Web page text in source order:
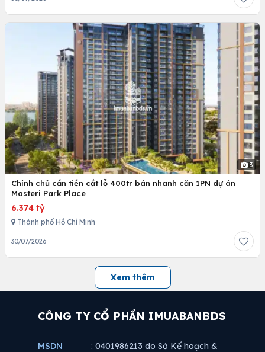
3
Chính chủ cần tiền cắt lỗ 400tr bán nhanh căn 1PN dự án
Masteri Park Place
6.374 tỷ
Thành phố Hồ Chí Minh
30/07/2026
Xem thêm
CÔNG TY CỔ PHẦN IMUABANBDS
MSDN : 0401986213 do Sở Kế hoạch &